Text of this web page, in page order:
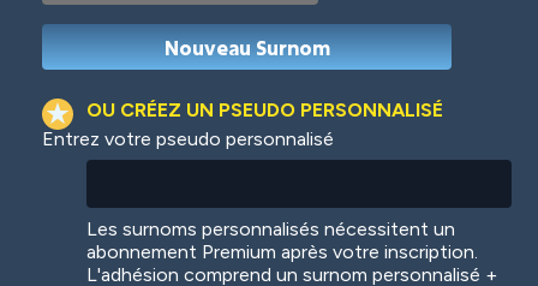
Colorful
OU CRÉEZ UN PSEUDO PERSONNALISÉ
Entrez votre pseudo personnalisé
Les surnoms personnalisés nécessitent un
abonnement Premium après votre inscription.
L'adhésion comprend un surnom personnalisé +